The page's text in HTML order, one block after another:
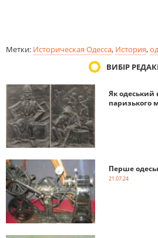
Метки: Историческая Одесса, История,
ВИБІР
Як одеський
паризького
Перше
21.07.24